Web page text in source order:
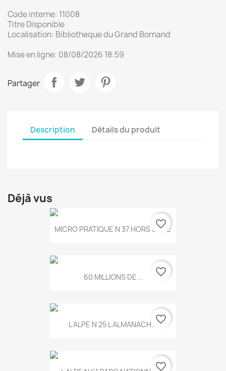
Code interne: 11008
Titre Disponible
Localisation: Bibliotheque du Grand Bornand
Mise en ligne: 08/08/2026 18:59
Partager
Description Détails du produit
Déjà vus
MICRO PRATIQUE N 37 HORS SERIE
favorite_border
60 MILLIONS DE... favorite_border
L ALPE N 25 L ALMANACH...favorite_border
favorite_border